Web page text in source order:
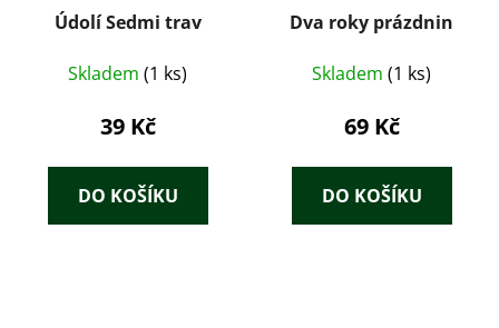
Údolí Sedmi trav
Skladem (1 ks)
39 Kč
DO KOŠÍKU
Dva roky prázdnin
Skladem (1 ks)
69 Kč
DO KOŠÍKU